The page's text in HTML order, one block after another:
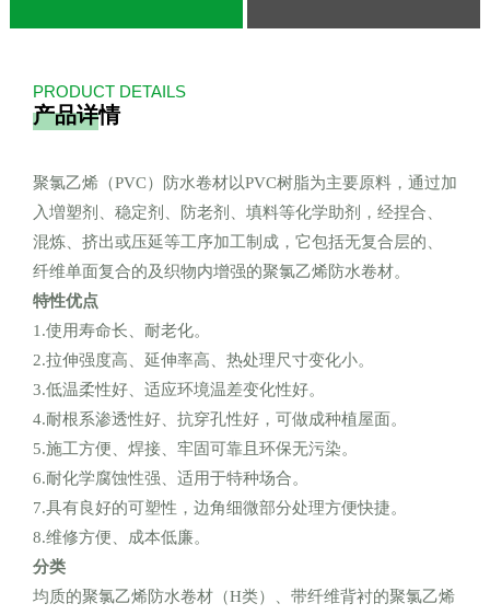
PRODUCT DETAILS
产品详情
聚氯乙烯（PVC）防水卷材以PVC树脂为主要原料，通过加
入増塑剂、稳定剂、防老剂、填料等化学助剂，经捏合、
混炼、挤出或压延等工序加工制成，它包括无复合层的、
纤维单面复合的及织物内增强的聚氯乙烯防水卷材。
特性优点
1.使用寿命长、耐老化。
2.拉伸强度高、延伸率高、热处理尺寸变化小。
3.低温柔性好、适应环境温差变化性好。
4.耐根系渗透性好、抗穿孔性好，可做成种植屋面。
5.施工方便、焊接、牢固可靠且环保无污染。
6.耐化学腐蚀性强、适用于特种场合。
7.具有良好的可塑性，边角细微部分处理方便快捷。
8.维修方便、成本低廉。
分类
均质的聚氯乙烯防水卷材（H类）、带纤维背衬的聚氯乙烯